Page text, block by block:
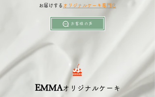
お届けする オリジナルケーキ専門店
お客様の声
EMMAオリジナルケーキ